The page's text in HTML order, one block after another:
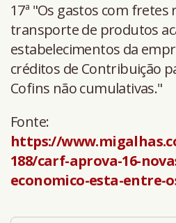
17ª "Os gastos com fretes
transporte de produtos
estabelecimentos da
créditos de Contribuição
Cofins não cumulativas."
Fonte:
https://
188/carf-aprova-16-
economico-esta-entre-